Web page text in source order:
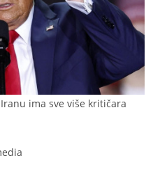
ima sve više kritičara